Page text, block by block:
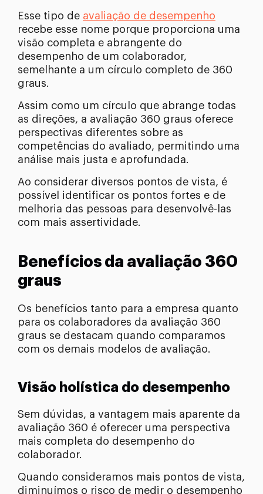
Esse tipo de avaliação de desempenho
recebe esse nome porque proporciona uma
visão completa e abrangente do
desempenho de um colaborador,
semelhante a um círculo completo de 360
graus.
Assim como um círculo que abrange todas
as direções, a avaliação 360 graus oferece
perspectivas diferentes sobre as
competências do avaliado, permitindo uma
análise mais justa e aprofundada.
Ao considerar diversos pontos de vista, é
possível identificar os pontos fortes e de
melhoria das pessoas para desenvolvê-las
com mais assertividade.
Benefícios da avaliação 360
graus
Os benefícios tanto para a empresa quanto
para os colaboradores da avaliação 360
graus se destacam quando comparamos
com os demais modelos de avaliação.
Visão holística do desempenho
Sem dúvidas, a vantagem mais aparente da
avaliação 360 é oferecer uma perspectiva
mais completa do desempenho do
colaborador.
Quando consideramos mais pontos de vista,
diminuímos o risco de medir o desempenho